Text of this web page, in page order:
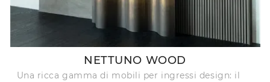
NETTUNO WOOD
Una ricca gamma di mobili per ingressi design: il